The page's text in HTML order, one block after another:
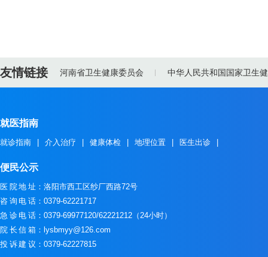
友情链接 河南省卫生健康委员会 中华人民共和国国家卫生
就医指南
就诊指南 介入治疗 健康体检 地理位置 医生出诊
便民公示
医院地址 ：洛阳市西工区纱厂西路72号
咨询电话 ：0379-62221717
急诊电话 ：0379-69977120/62221212（24小时）
院长信箱 ：lysbmyy@126.com
投诉建议 ：0379-62227815